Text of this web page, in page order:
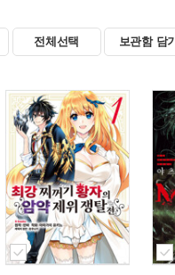
전체선택 보관함 담기